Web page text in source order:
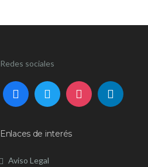
Redes sociales
Enlaces de interés
Aviso Legal